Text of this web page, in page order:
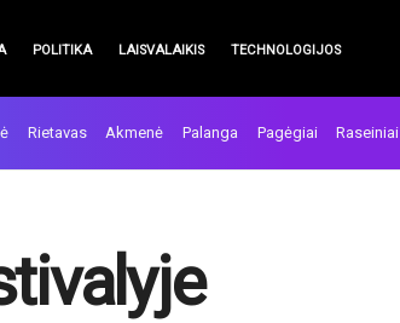
POLITIKA LAISVALAIKIS TECHNOLOGIJOS
Rietavas Akmenė Palanga Pagėgiai Raseiniai